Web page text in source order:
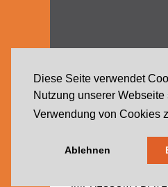
Diese Seite verwendet
Nutzung unserer
Verwendung von Cookies
Ablehnen
IMPRESSUM|